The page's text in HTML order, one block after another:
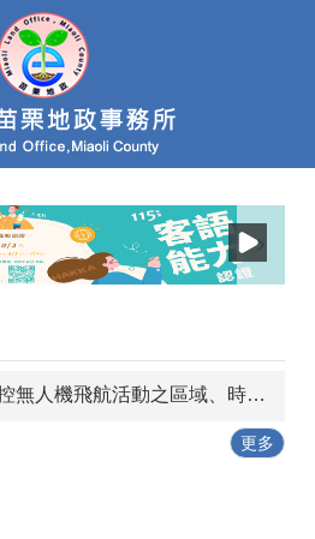
動之區域、時間及其他管理事項」公告，並自115年7月24日生效。
更多